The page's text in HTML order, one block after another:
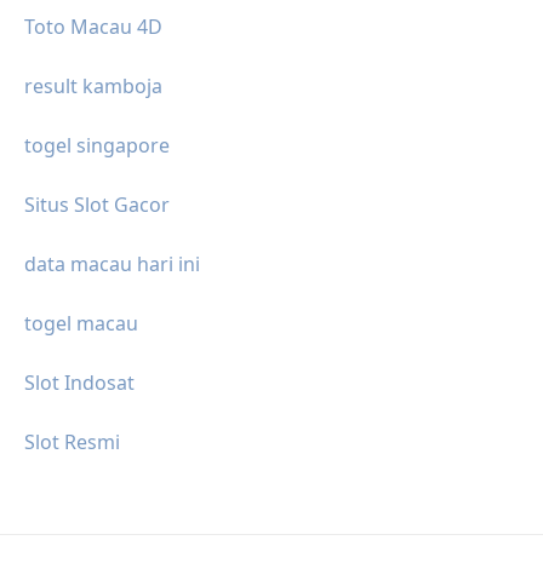
Toto Macau 4D
result kamboja
togel singapore
Situs Slot Gacor
data macau hari ini
togel macau
Slot Indosat
Slot Resmi